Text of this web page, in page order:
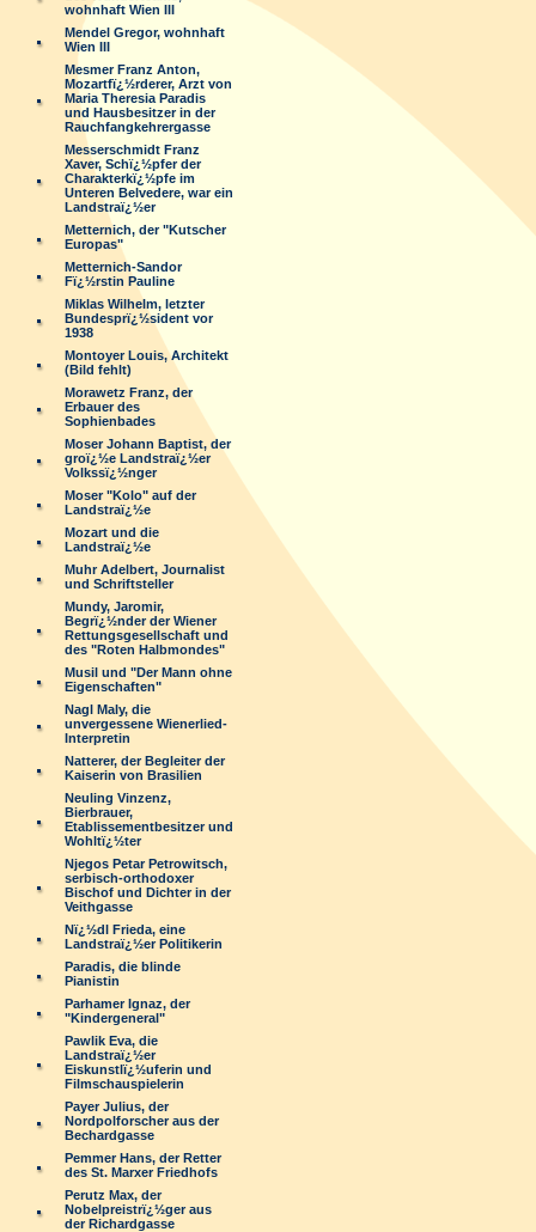
wohnhaft Wien III
Mendel Gregor, wohnhaft
Wien III
Mesmer Franz Anton,
Mozartfï¿½rderer, Arzt von
Maria Theresia Paradis
und Hausbesitzer in der
Rauchfangkehrergasse
Messerschmidt Franz
Xaver, Schï¿½pfer der
Charakterkï¿½pfe im
Unteren Belvedere, war ein
Landstraï¿½er
Metternich, der "Kutscher
Europas"
Metternich-Sandor
Fï¿½rstin Pauline
Miklas Wilhelm, letzter
Bundesprï¿½sident vor
1938
Montoyer Louis, Architekt
(Bild fehlt)
Morawetz Franz, der
Erbauer des
Sophienbades
Moser Johann Baptist, der
groï¿½e Landstraï¿½er
Volkssï¿½nger
Moser "Kolo" auf der
Landstraï¿½e
Mozart und die
Landstraï¿½e
Muhr Adelbert, Journalist
und Schriftsteller
Mundy, Jaromir,
Begrï¿½nder der Wiener
Rettungsgesellschaft und
des "Roten Halbmondes"
Musil und "Der Mann ohne
Eigenschaften"
Nagl Maly, die
unvergessene Wienerlied-
Interpretin
Natterer, der Begleiter der
Kaiserin von Brasilien
Neuling Vinzenz,
Bierbrauer,
Etablissementbesitzer und
Wohltï¿½ter
Njegos Petar Petrowitsch,
serbisch-orthodoxer
Bischof und Dichter in der
Veithgasse
Nï¿½dl Frieda, eine
Landstraï¿½er Politikerin
Paradis, die blinde
Pianistin
Parhamer Ignaz, der
"Kindergeneral"
Pawlik Eva, die
Landstraï¿½er
Eiskunstlï¿½uferin und
Filmschauspielerin
Payer Julius, der
Nordpolforscher aus der
Bechardgasse
Pemmer Hans, der Retter
des St. Marxer Friedhofs
Perutz Max, der
Nobelpreistrï¿½ger aus
der Richardgasse